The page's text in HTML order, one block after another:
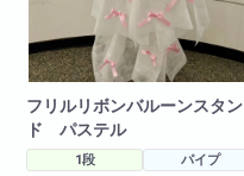
フリルリボンバルーンスタン
ド パステル
1段
パイプ